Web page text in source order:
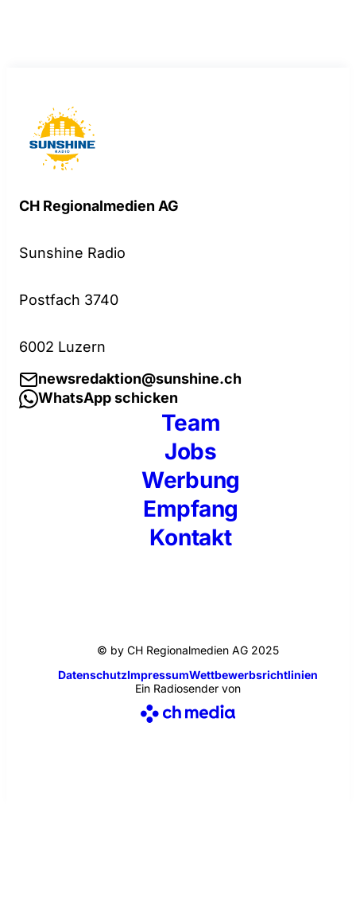
CH Regionalmedien AG
Sunshine Radio
Postfach 3740
6002 Luzern
newsredaktion@sunshine.ch
WhatsApp schicken
Team
Jobs
Werbung
Empfang
Kontakt
© by CH Regionalmedien AG 2025
DatenschutzImpressumWettbewerbsrichtlinien
Ein Radiosender von